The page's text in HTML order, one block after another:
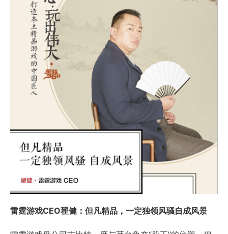
雷霆游戏CEO翟健：但凡精品，一定独领风骚自成风景